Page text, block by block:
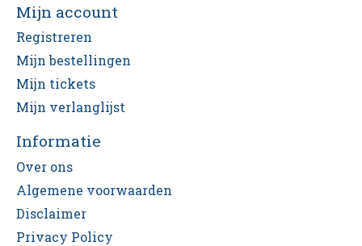
Mijn account
Registreren
Mijn bestellingen
Mijn tickets
Mijn verlanglijst
Informatie
Over ons
Algemene voorwaarden
Disclaimer
Privacy Policy